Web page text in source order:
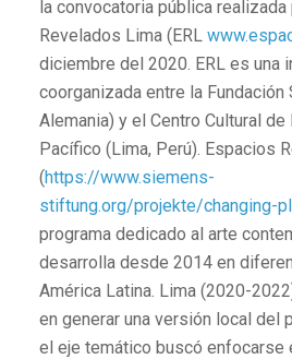
la convocatoria pública
Revelados Lima (ERL
diciembre del 2020. ERL es una
coorganizada entre la Fundación
Alemania) y el Centro Cultural
Pacífico (Lima, Perú). Espacios
(https://www.siemens-
stiftung.org/projekte/changing-
programa dedicado al arte
desarrolla desde 2014 en
América Latina. Lima (2020-
en generar una versión local del
el eje temático buscó enfocarse